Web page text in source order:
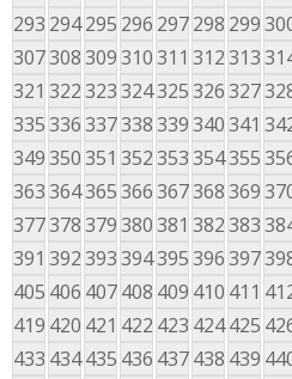
293 294295 296 297298 299
307308309310311 312313
321 322323324325326327
335336337338339340341
349350351 352353354355
363364365366367368369
377378379380381 382383
391 392393394395396397
405 406 407408 409 410 411
419 420 421 422 423 424425
433 434435 436 437438 439